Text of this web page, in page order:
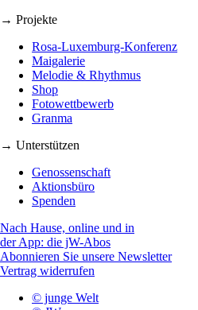
→ Projekte
Rosa-Luxemburg-Konferenz
Maigalerie
Melodie & Rhythmus
Shop
Fotowettbewerb
Granma
→ Unterstützen
Genossenschaft
Aktionsbüro
Spenden
Nach Hause, online und in
der App: die jW-Abos
Abonnieren Sie unsere Newsletter
Vertrag widerrufen
© junge Welt